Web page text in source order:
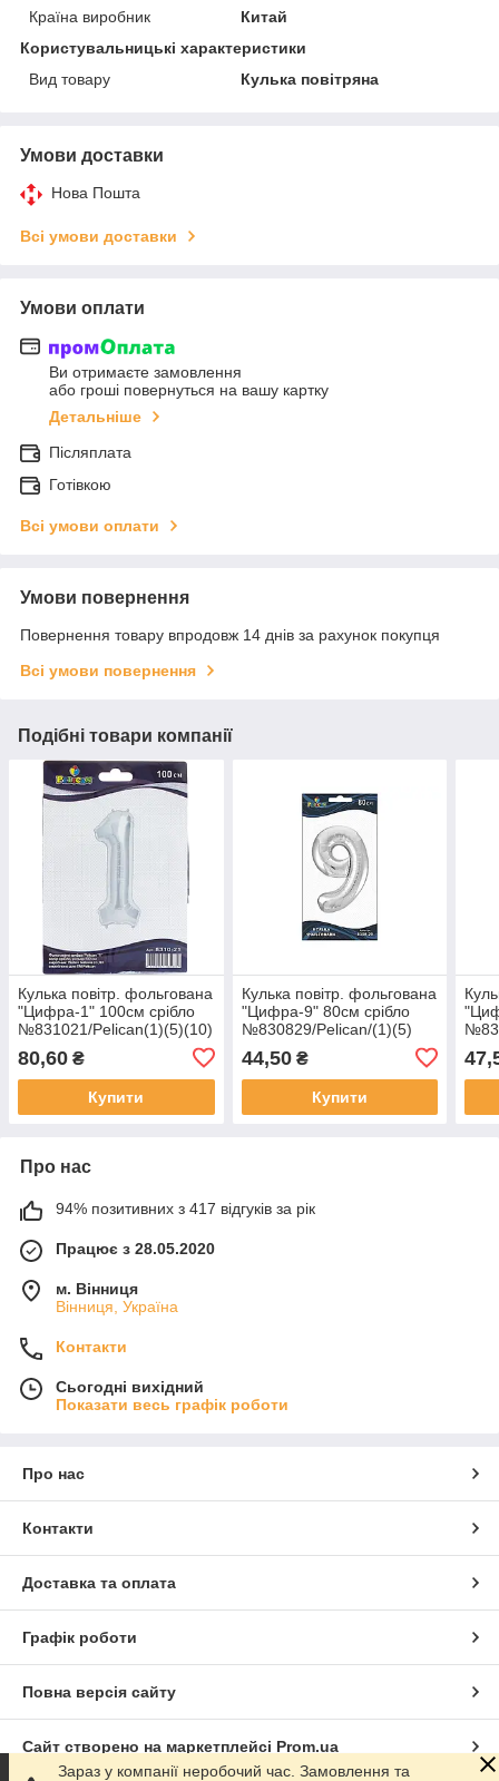
Країна виробник
Китай
Користувальницькі характеристики
Вид товару
Кулька повітряна
Умови доставки
Нова Пошта
Всі умови доставки
Умови оплати
Ви отримаєте замовлення
або гроші повернуться на вашу картку
Детальніше
Післяплата
Готівкою
Всі умови оплати
Умови повернення
Повернення товару впродовж 14 днів за рахунок покупця
Всі умови повернення
Подібні товари компанії
Кулька повітр. фольгована
"Цифра-1" 100см срібло
№831021/Pelican(1)(5)(10)
80,60 ₴
Купити
Кулька повітр. фольгована
"Цифра-9" 80см срібло
№830829/Pelican/(1)(5)
44,50₴
Купити
Про нас
94% позитивних з 417 відгуків за рік
Працює з 28.05.2020
м. Вінниця
Вінниця, Україна
Контакти
Сьогодні вихідний
Показати весь графік роботи
Про нас
Контакти
Доставка та оплата
Графік роботи
Повна версія сайту
Сайт створено на маркетплейсі Prom.ua
Зараз у компанії неробочий час. Замовлення та